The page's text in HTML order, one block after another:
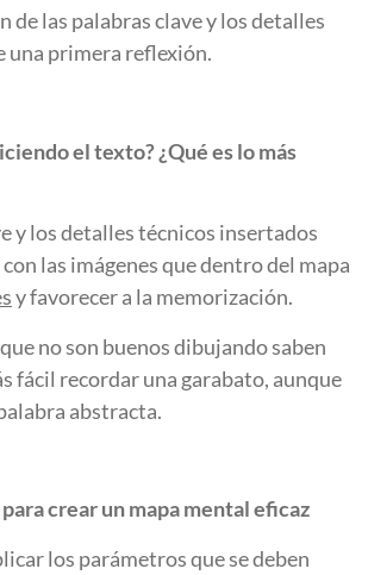
de las palabras clave y los detalles
una primera reflexión.
el texto? ¿Qué es lo más
y los detalles técnicos insertados
las imágenes que dentro del mapa
y favorecer a la memorización.
no son buenos dibujando saben
fácil recordar una garabato, aunque
abstracta.
crear un mapa mental eficaz
los parámetros que se deben